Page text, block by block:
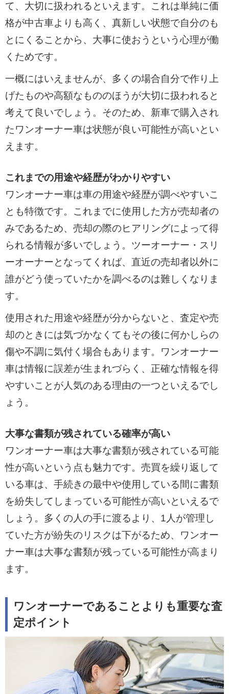
て、大切に扱われるといえます。これは単純に価
格が中古車よりも高く、真新しい状態で自分のも
とにくることから、大事に使おうという心理が働
くためです。
一概にはいえませんが、多くの場合自分で作り上
げたものや高額なもののほうが大切に扱われると
考えて良いでしょう。そのため、新車で購入され
たワンオーナー車は状態が良い可能性が高いとい
えます。
これまでの用途や経歴がわかりやすい
ワンオーナー車は車の用途や経歴が調べやすいこ
とも特徴です。これまでに使用した方が売却者の
みであるため、売却の際のヒアリングによって得
られる情報が多いでしょう。ツーオーナー・スリ
ーオーナーとなってくれば、直近の売却者以外に
誰がどう使っていたかを調べるのは難しくなりま
す。
使用された用途や経歴が分からないと、査定や売
却のときには気づかなくてもその後に何かしらの
傷や不調に気付く場合もあります。ワンオーナー
車は情報に誤差が生まれづらく、正確な情報を得
やすいことが人気のある理由の一つといえるでし
ょう。
大事な書類が残されている確率が高い
ワンオーナー車は大事な書類が残されている可能
性が高いという点も魅力です。売買を繰り返して
いる車は、手続きの最中や使用している間に書類
を紛失してしまっている可能性が高いといえるで
しょう。多くの人の手に渡るより、1人が管理し
ていた方が紛失のリスクは下がるため、ワンオー
ナー車は大事な書類が残っている可能性が高まり
ます。
ワンオーナーであることよりも重要な査
定ポイント